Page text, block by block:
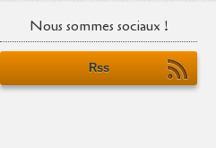
Nous sommes sociaux !
Rss